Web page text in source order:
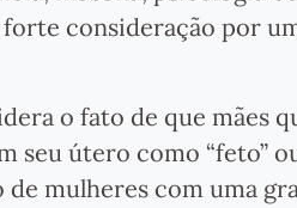
consideração por
o fato de que mães
seu útero como “feto”
mulheres com uma